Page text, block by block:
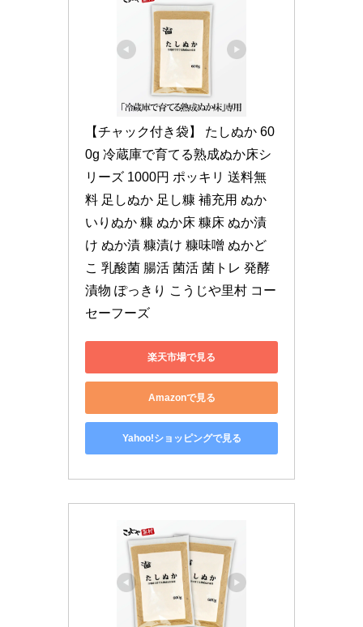
【チャック付き袋】 たしぬか 60
0g 冷蔵庫で育てる熟成ぬか床シ
リーズ 1000円 ポッキリ 送料無
料 足しぬか 足し糠 補充用 ぬか
いりぬか 糠 ぬか床 糠床 ぬか漬
け ぬか漬 糠漬け 糠味噌 ぬかど
こ 乳酸菌 腸活 菌活 菌トレ 発酵
漬物 ぽっきり こうじや里村 コー
セーフーズ
楽天市場で見る
Amazonで見る
Yahoo!ショッピングで見る